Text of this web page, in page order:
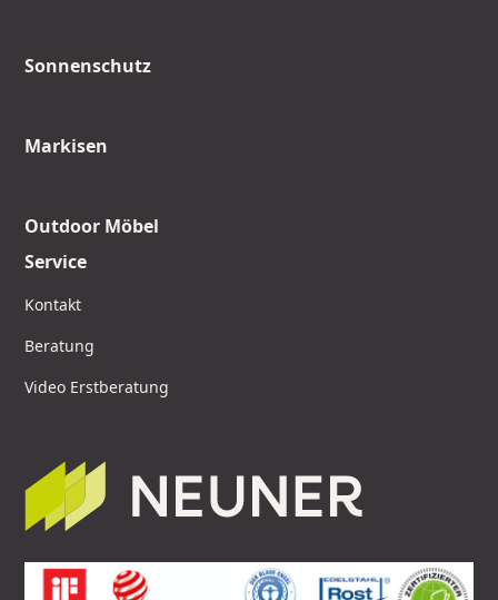
Sonnenschutz
Markisen
Outdoor Möbel
Service
Kontakt
Beratung
Video Erstberatung